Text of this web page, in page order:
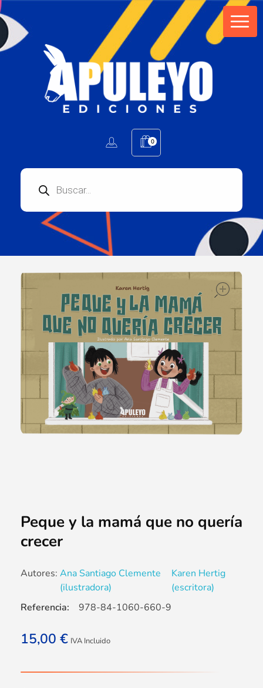
0
Peque y la mamá que no quería
crecer
Autores: Ana Santiago Clemente
(ilustradora)
Karen Hertig
(escritora)
15,00 € IVA Incluido
Referencia: 978-84-1060-660-9